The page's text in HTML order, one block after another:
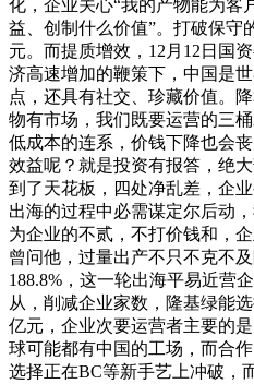
化，企业关心“我的产物能为客
益、创制什么价值”。打破保守
元。而提质增效，12月12日国
济高速增加的鞭策下，中国是
点，还具有社交、珍藏价值。
物有市场，我们既要运营的三
低成本的连系，价钱下降也会
效益呢？就是投资有报答，绝
到了天花板，四处净乱差，企
出海的过程中必需谋定尔后动
为企业的不贰，不打价钱和，
曾问他，过量出产不只不克不
188.8%，这一轮出海平易近营
从，削减企业家数，隆基绿能
亿元，企业次要运营者主要的
球可能都有中国的工场，而合
选择正在BC等新手艺上冲破，